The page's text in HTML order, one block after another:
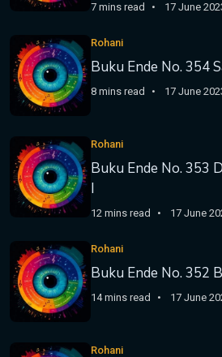
7 mins read 17 June
Rohani
Buku Ende No. 354
8 mins read 17 June
Rohani
Buku Ende No. 353
I
12 mins read 17 June
Rohani
Buku Ende No. 352
14 mins read 17 June
Rohani